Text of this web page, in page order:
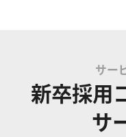
サー
新卒採用
サ